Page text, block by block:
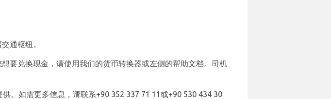
通枢纽。
要兑换现金，请使用我们的货币转换器或左侧的帮助文档。司机
。如需更多信息，请联系+90 352 337 71 11或+90 530 434 30